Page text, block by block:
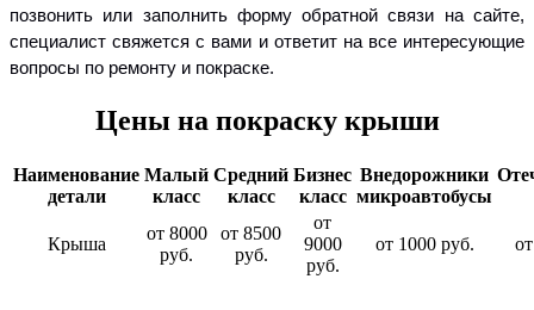
позвонить или заполнить форму обратной связи на сайте,
специалист свяжется с вами и ответит на все интересующие
вопросы по ремонту и покраске.
Цены на покраску крыши
Наименование
детали
Малый
класс
Средний
класс
Бизнес
класс
Внедорожники
микроавтобусы
Крыша
от 8000
руб.
от 8500
руб.
от
9000
руб.
от 1000 руб.